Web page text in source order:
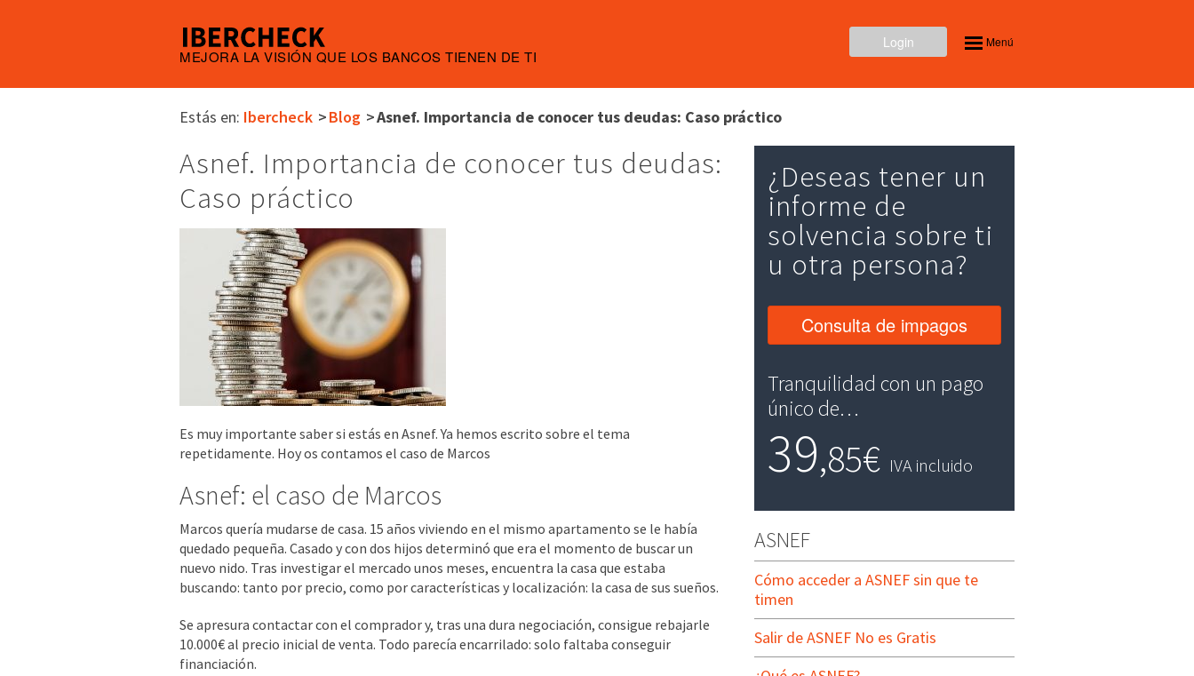
MEJORA LA VISIÓN QUE LOS BANCOS TIENEN DE TI
Login Menú
Estás en: Ibercheck Blog Asnef. Importancia de conocer tus deudas: Caso práctico
Asnef. Importancia de conocer tus deudas:
Caso práctico
Es muy importante saber si estás en Asnef. Ya hemos escrito sobre el tema
repetidamente. Hoy os contamos el caso de Marcos
Asnef: el caso de Marcos
Marcos quería mudarse de casa. 15 años viviendo en el mismo apartamento se le había
quedado pequeña. Casado y con dos hijos determinó que era el momento de buscar un
nuevo nido. Tras investigar el mercado unos meses, encuentra la casa que estaba
buscando: tanto por precio, como por características y localización: la casa de sus sueños.
Se apresura contactar con el comprador y, tras una dura negociación, consigue rebajarle
10.000€ al precio inicial de venta. Todo parecía encarrilado: solo faltaba conseguir
financiación.
¿Deseas tener un
informe de
solvencia sobre ti
u otra persona?
Consulta de impagos
Tranquilidad con un pago
único de…
39,85€ IVA incluido
ASNEF
Cómo acceder a ASNEF sin que te
timen
Salir de ASNEF No es Gratis